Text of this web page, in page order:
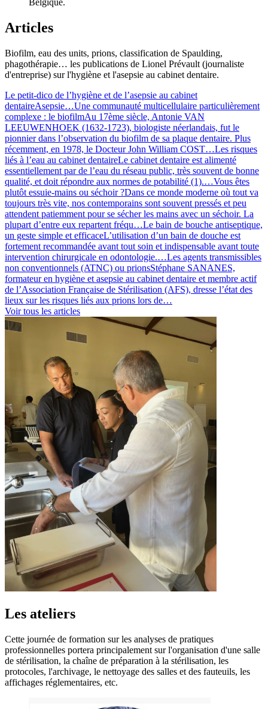
Belgique.
Articles
Biofilm, eau des units, prions, classification de Spaulding,
phagothérapie… les publications de Lionel Prévault (journaliste
d'entreprise) sur l'hygiène et l'asepsie au cabinet dentaire.
Le petit-dico de l’hygiène et de l’asepsie au cabinet
dentaireAsepsie…Une communauté multicellulaire particulièrement
complexe : le biofilmAu 17ème siècle, Antonie VAN
LEEUWENHOEK (1632-1723), biologiste néerlandais, fut le
pionnier dans l’observation du biofilm de sa plaque dentaire. Plus
récemment, en 1978, le Docteur John William COST…Les risques
liés à l’eau au cabinet dentaireLe cabinet dentaire est alimenté
essentiellement par de l’eau du réseau public, très souvent de bonne
qualité, et doit répondre aux normes de potabilité (1).…Vous êtes
plutôt essuie-mains ou séchoir ?Dans ce monde moderne où tout va
toujours très vite, nos contemporains sont souvent pressés et peu
attendent patiemment pour se sécher les mains avec un séchoir. La
plupart d’entre eux repartent fréqu…Le bain de bouche antiseptique,
un geste simple et efficaceL’utilisation d’un bain de douche est
fortement recommandée avant tout soin et indispensable avant toute
intervention chirurgicale en odontologie.…Les agents transmissibles
non conventionnels (ATNC) ou prionsStéphane SANANES,
formateur en hygiène et asepsie au cabinet dentaire et membre actif
de l’Association Française de Stérilisation (AFS), dresse l’état des
lieux sur les risques liés aux prions lors de…
Voir tous les articles
Les ateliers
Cette journée de formation sur les analyses de pratiques
professionnelles portera principalement sur l'organisation d'une salle
de stérilisation, la chaîne de préparation à la stérilisation, les
protocoles, l'archivage, le nettoyage des salles et des fauteuils, les
affichages réglementaires, etc.